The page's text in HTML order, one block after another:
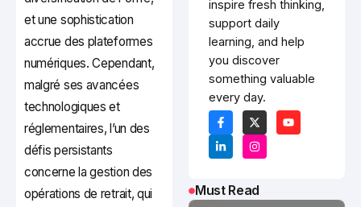
et une sophistication
accrue des plateformes
numériques. Cependant,
malgré ses avancées
technologiques et
réglementaires, l’un des
défis persistants
concerne la gestion des
opérations de retrait, qui
inspire fresh thinking,
support daily
learning, and help
you discover
something valuable
every day.
Must Read